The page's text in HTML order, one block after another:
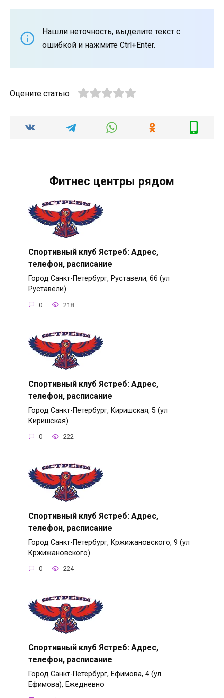
Нашли неточность, выделите текст с
ошибкой и нажмите Ctrl+Enter.
Оцените статью
Фитнес центры рядом
Спортивный клуб Ястреб: Адрес,
телефон, расписание
Город Санкт-Петербург, Руставели, 66 (ул
Руставели)
0 218
Спортивный клуб Ястреб: Адрес,
телефон, расписание
Город Санкт-Петербург, Киришская, 5 (ул
Киришская)
0 222
Спортивный клуб Ястреб: Адрес,
телефон, расписание
Город Санкт-Петербург, Кржижановского, 9 (ул
Кржижановского)
0 224
Спортивный клуб Ястреб: Адрес,
телефон, расписание
Город Санкт-Петербург, Ефимова, 4 (ул
Ефимова), Ежедневно